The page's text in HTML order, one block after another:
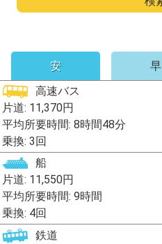
安 早
高速バス
片道: 11,370円
平均所要時間: 8時間48分
乗換: 3回
船
片道: 11,550円
平均所要時間: 9時間
乗換: 4回
鉄道